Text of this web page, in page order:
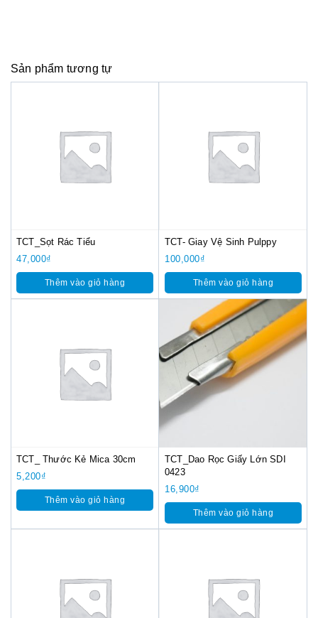
Sản phẩm tương tự
TCT_Sọt Rác Tiểu
47,000₫
Thêm vào giỏ hàng
TCT- Giay Vệ Sinh Pulppy
100,000₫
Thêm vào giỏ hàng
TCT_ Thước Kẻ Mica 30cm
5,200₫
Thêm vào giỏ hàng
TCT_Dao Rọc Giấy Lớn SDI
0423
16,900₫
Thêm vào giỏ hàng